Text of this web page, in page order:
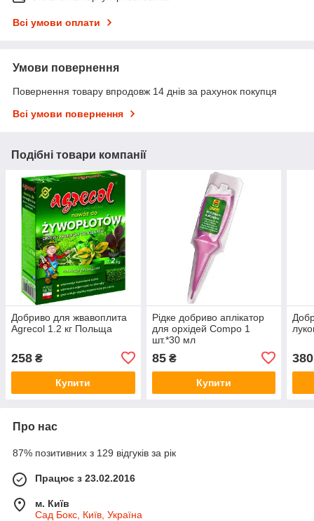
Всі умови оплати
Умови повернення
Повернення товару впродовж 14 днів за рахунок покупця
Всі умови повернення
Подібні товари компанії
Добриво для жвавоплита
Agrecol 1.2 кг Польща
258 ₴
Купити
Рідке добриво аплікатор
для орхідей Compo 1
шт.*30 мл
85₴
Купити
380
Про нас
87% позитивних з 129 відгуків за рік
Працює з 23.02.2016
м. Київ
Сад Бокс, Київ, Україна